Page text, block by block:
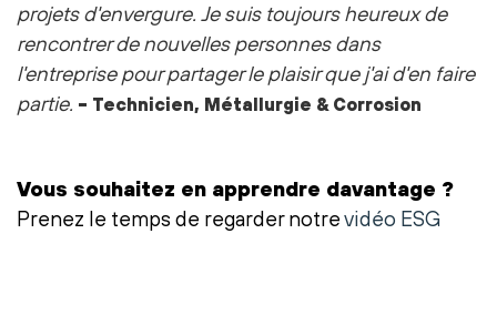
projets d'envergure. Je suis toujours heureux de
rencontrer de nouvelles personnes dans
l'entreprise pour partager le plaisir que j'ai d'en faire
partie. - Technicien, Métallurgie & Corrosion
Vous souhaitez en apprendre davantage ?
Prenez le temps de regarder notrevidéo ESG